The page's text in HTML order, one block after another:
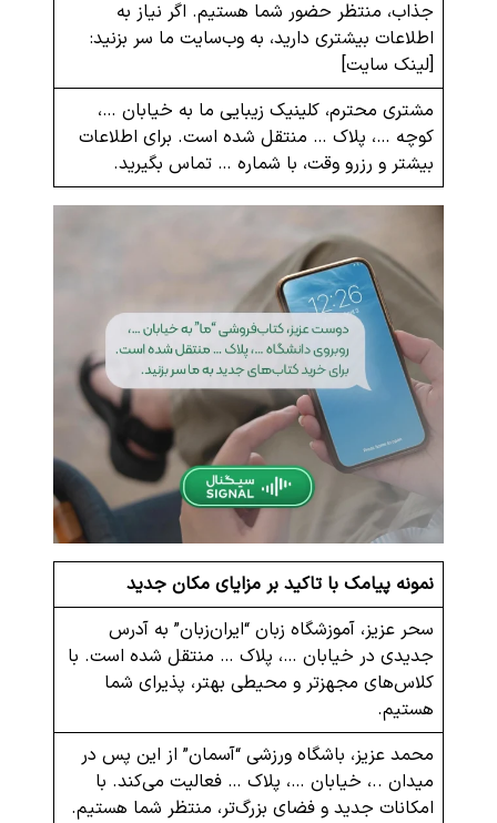
جذاب، منتظر حضور شما هستیم. اگر نیاز به
اطلاعات بیشتری دارید، به وب‌سایت ما سر بزنید:
[لینک سایت]
مشتری محترم، کلینیک زیبایی ما به خیابان …،
کوچه …، پلاک … منتقل شده است. برای اطلاعات
بیشتر و رزرو وقت، با شماره … تماس بگیرید.
نمونه پیامک با تاکید بر مزایای مکان جدید
سحر عزیز، آموزشگاه زبان “ایران‌زبان” به آدرس
جدیدی در خیابان …، پلاک … منتقل شده است. با
کلاس‌های مجهزتر و محیطی بهتر، پذیرای شما
هستیم.
محمد عزیز، باشگاه ورزشی “آسمان” از این پس در
میدان ..، خیابان …، پلاک … فعالیت می‌کند. با
امکانات جدید و فضای بزرگ‌تر، منتظر شما هستیم.